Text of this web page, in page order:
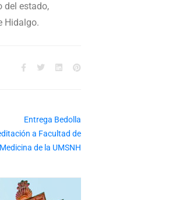
del estado,
Hidalgo.